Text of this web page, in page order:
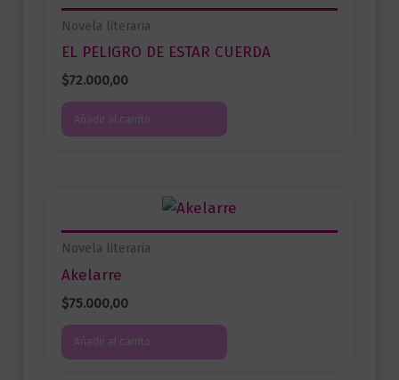
Novela literaria
EL PELIGRO DE ESTAR CUERDA
$72.000,00
Añadir al carrito
Novela literaria
Akelarre
$75.000,00
Añadir al carrito